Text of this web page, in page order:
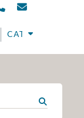
CATALÀ